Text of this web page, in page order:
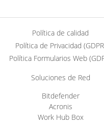
Política de calidad
Política de Privacidad
Política Formularios Web
Soluciones de Red
Bitdefender
Acronis
Work Hub Box